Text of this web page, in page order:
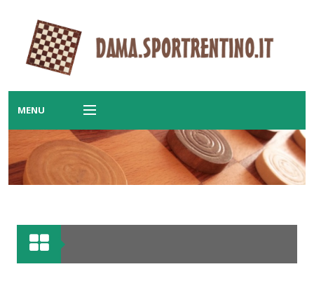
MENU
PRINCIPALE
Home
Notizie
Ranking